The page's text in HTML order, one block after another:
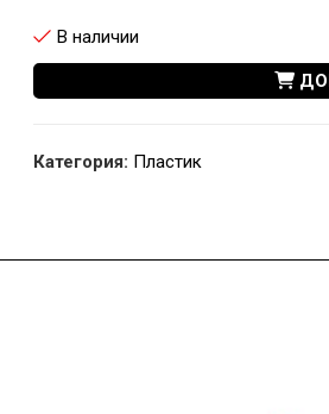
В наличии
Категория: Пластик